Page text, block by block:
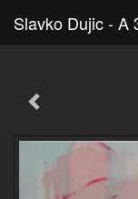
Slavko Dujic - A